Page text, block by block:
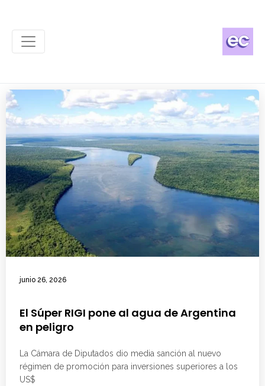
junio 26, 2026
El Súper RIGI pone al agua de Argentina
en peligro
La Cámara de Diputados dio media sanción al nuevo
régimen de promoción para inversiones superiores a los
US$